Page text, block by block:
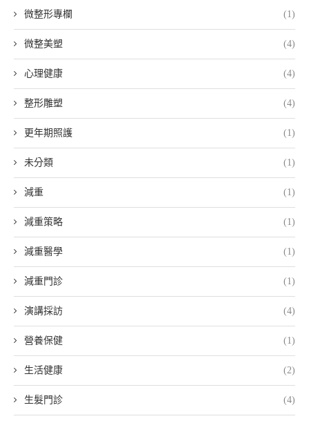
微整形專欄 (1)
微整美塑 (4)
心理健康 (4)
整形雕塑 (4)
更年期照護 (1)
未分類 (1)
減重 (1)
減重策略 (1)
減重醫學 (1)
減重門診 (1)
演講採訪 (4)
營養保健 (1)
生活健康 (2)
生髮門診 (4)